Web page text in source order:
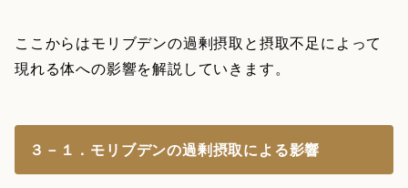
ここからはモリブデンの過剰摂取と摂取不足によって
現れる体への影響を解説していきます。
３－１．モリブデンの過剰摂取による影響